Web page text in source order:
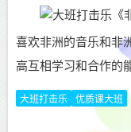
喜欢非洲的音乐和非
高互相学习和合作的
大班打击乐 优质课大班